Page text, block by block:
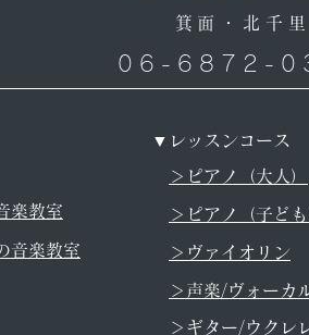
06-6872-
楽教室
音楽教室
▼レッスンコース
＞ピアノ（大人）
＞ピアノ（子ども
＞ヴァイオリン
＞声楽/ヴォーカ
＞ギター/ウクレ
箕面・北千里